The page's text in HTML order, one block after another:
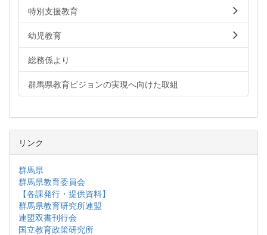
特別支援教育
幼児教育
総務係より
群馬県教育ビジョンの実現へ向けた取組
リンク
群馬県
群馬県教育委員会
【各課発行・提供資料】
群馬県教育研究所連盟
連盟双書刊行会
国立教育政策研究所